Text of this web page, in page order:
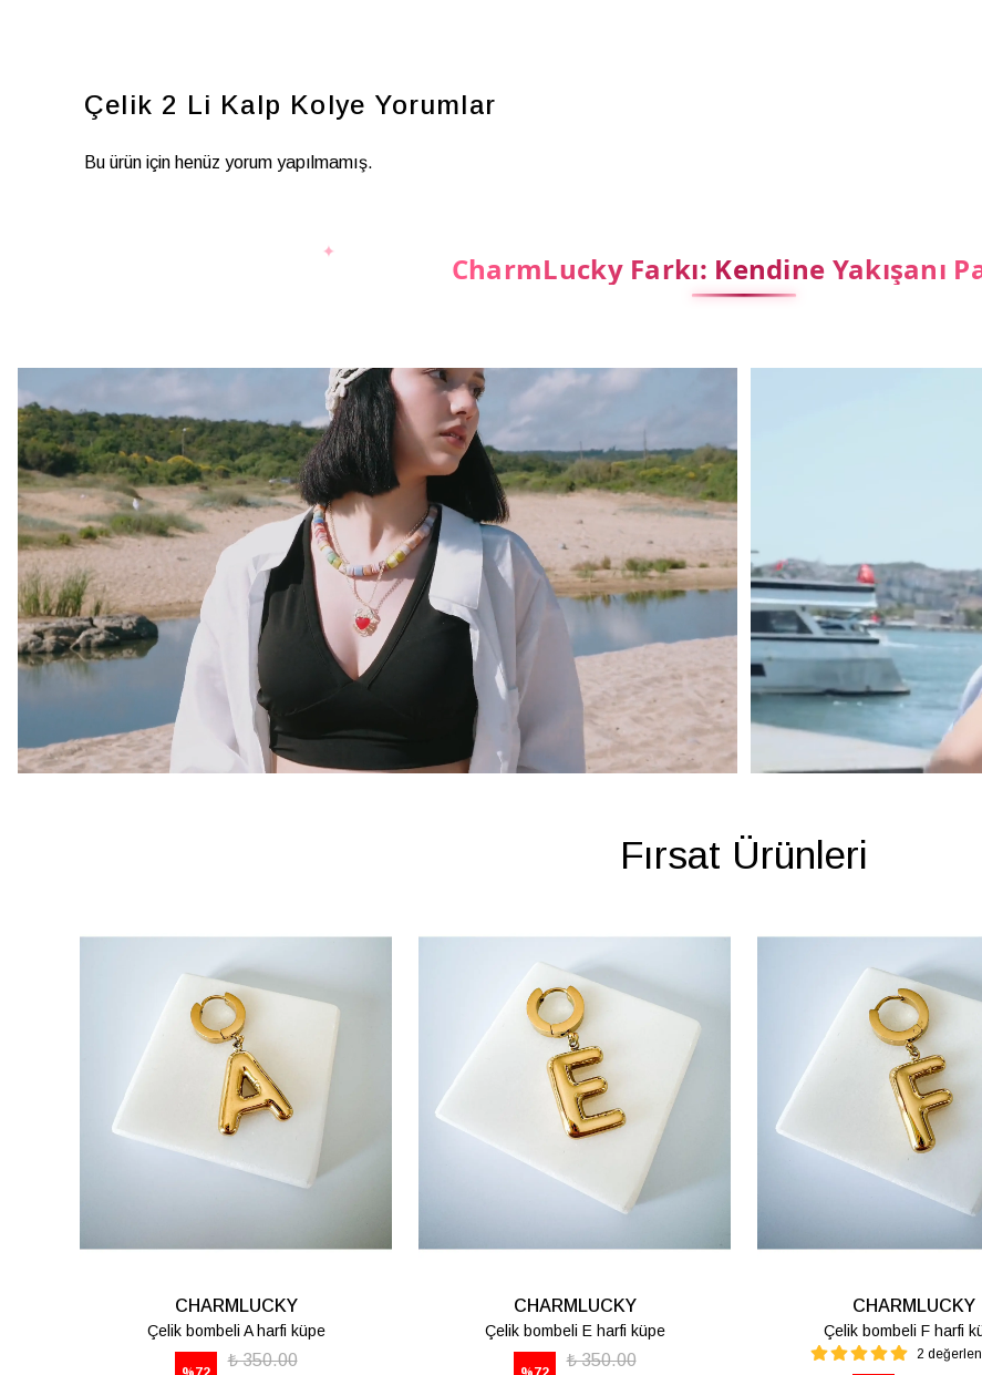
Çelik 2 Li Kalp Kolye Yorumlar
Bu ürün için henüz yorum yapılmamış.
CharmLucky Farkı: Kendine Yakışanı
Fırsat Ürünleri
CHARMLUCKY
Çelik bombeli K harfi küpe
₺ 350.00
CHARMLUCKY
Çelik bombeli M harfi lüpe
1 değerlendirme
CHARMLUCKY
Çelik bombeli S harfi
₺ 350.00